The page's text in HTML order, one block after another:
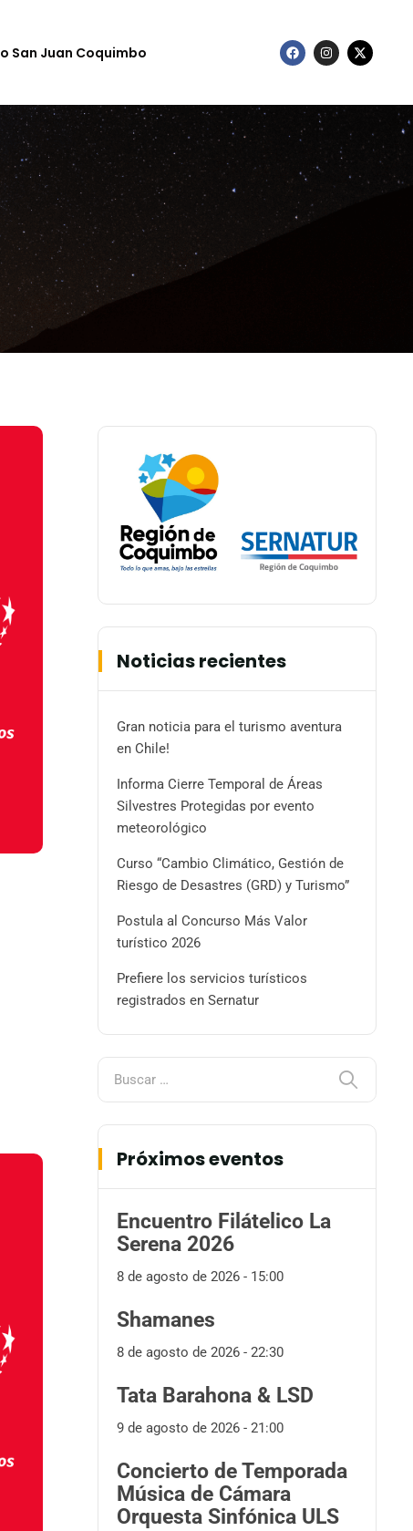
San Juan Coquimbo
Noticias recientes
Gran noticia para el turismo aventura
en Chile!
Informa Cierre Temporal de Áreas
Silvestres Protegidas por evento
meteorológico
Curso “Cambio Climático, Gestión de
Riesgo de Desastres (GRD) y Turismo”
Postula al Concurso Más Valor
turístico 2026
Prefiere los servicios turísticos
registrados en Sernatur
Próximos eventos
Encuentro Filátelico La
Serena 2026
8 de agosto de 2026 - 15:00
Shamanes
8 de agosto de 2026 - 22:30
Tata Barahona & LSD
9 de agosto de 2026 - 21:00
Concierto de Temporada
Música de Cámara
Orquesta Sinfónica ULS